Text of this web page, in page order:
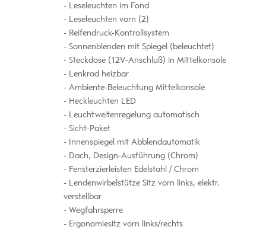
Leseleuchten im Fond
Leseleuchten vorn (2)
Reifendruck-Kontrollsystem
Sonnenblenden mit Spiegel (beleuchtet)
Steckdose (12V-Anschluß) in Mittelkonsole
Lenkrad heizbar
Ambiente-Beleuchtung Mittelkonsole
Heckleuchten LED
Leuchtweitenregelung automatisch
Sicht-Paket
Innenspiegel mit Abblendautomatik
Dach, Design-Ausführung (Chrom)
Fensterzierleisten Edelstahl / Chrom
Lendenwirbelstütze Sitz vorn links, elektr.
verstellbar
Wegfahrsperre
Ergonomiesitz vorn links/rechts